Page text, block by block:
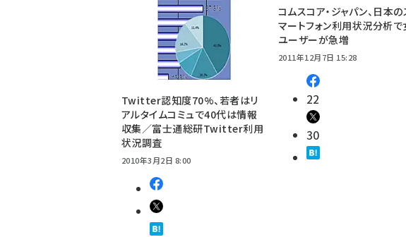
Twitter認知度70%、若者はリ
アルタイムコミュで40代は情報
収集／富士通総研Twitter利用
状況調査
2010年3月2日 8:00
コムスコア・ジャパン、日本の
マートフォン利用状況分析で
ユーザーが急増
2011年12月7日 15:28
22
30